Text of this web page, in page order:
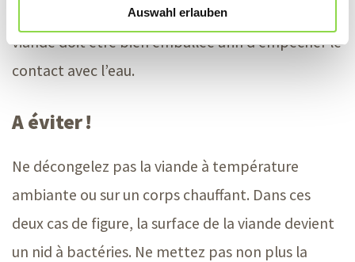
Auswahl erlauben
Mais il convient d’observer un point important : la
viande doit être bien emballée afin d’empêcher le
contact avec l’eau.
A éviter !
Ne décongelez pas la viande à température
ambiante ou sur un corps chauffant. Dans ces
deux cas de figure, la surface de la viande devient
un nid à bactéries. Ne mettez pas non plus la